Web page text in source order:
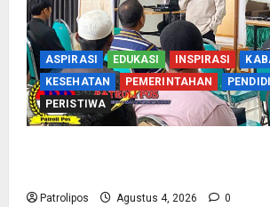
ASPIRASI EDUKASI INSPIRASI
KESEHATAN
PEMERINTAHAN
PERISTIWA
Patrolipos Agustus 4, 2026 0